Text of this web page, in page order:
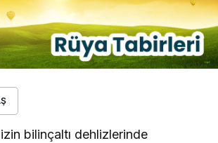
bilinçaltı dehlizlerinde